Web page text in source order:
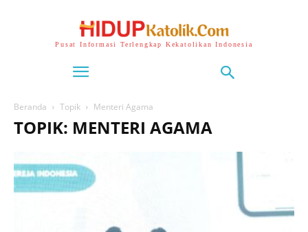
Pusat Informasi Terlengkap Kekatolikan Indonesia
Beranda Topik Menteri Agama
TOPIK: MENTERI AGAMA